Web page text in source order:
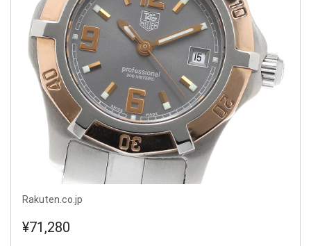
Rakuten.co.jp
¥71,280